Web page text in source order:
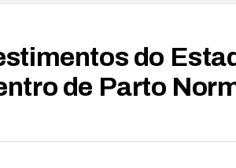
do
de Parto